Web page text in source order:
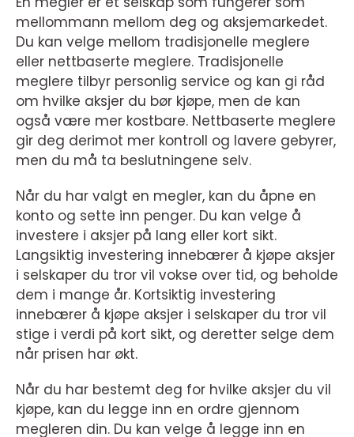
mellommann mellom deg og aksjemarkedet.
Du kan velge mellom tradisjonelle meglere
eller nettbaserte meglere. Tradisjonelle
meglere tilbyr personlig service og kan gi råd
om hvilke aksjer du bør kjøpe, men de kan
også være mer kostbare. Nettbaserte meglere
gir deg derimot mer kontroll og lavere gebyrer,
men du må ta beslutningene selv.
Når du har valgt en megler, kan du åpne en
konto og sette inn penger. Du kan velge å
investere i aksjer på lang eller kort sikt.
Langsiktig investering innebærer å kjøpe aksjer
i selskaper du tror vil vokse over tid, og beholde
dem i mange år. Kortsiktig investering
innebærer å kjøpe aksjer i selskaper du tror vil
stige i verdi på kort sikt, og deretter selge dem
når prisen har økt.
Når du har bestemt deg for hvilke aksjer du vil
kjøpe, kan du legge inn en ordre gjennom
megleren din. Du kan velge å legge inn en